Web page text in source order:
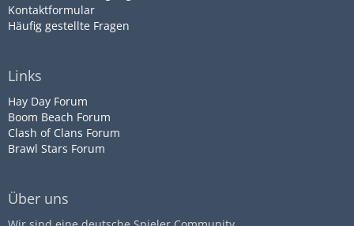
Kontaktformular
Häufig gestellte Fragen
Links
Hay Day Forum
Boom Beach Forum
Clash of Clans Forum
Brawl Stars Forum
Über uns